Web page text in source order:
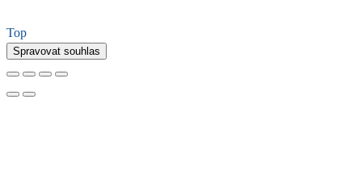
Top
Spravovat souhlas